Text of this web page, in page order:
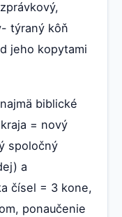
týraný kôň
jeho kopytami
biblické
= nový
spoločný
a
čísel = 3 kone,
ponaučenie